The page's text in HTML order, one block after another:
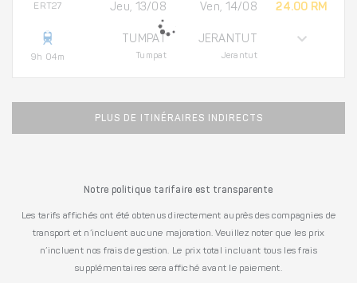
ERT27
9h 04m
Jeu, 13/08
TUMPAT
Tumpat
Ven, 14/08
JERANTUT
Jerantut
24.00 RM
PLUS DE ITINÉRAIRES INDIRECTS
Notre politique tarifaire est transparente
Les tarifs affichés ont été obtenus directement auprès des compagnies de
transport et n’incluent aucune majoration. Veuillez noter que les prix
n’incluent nos frais de gestion. Le prix total incluant tous les frais
supplémentaires sera affiché avant le paiement.